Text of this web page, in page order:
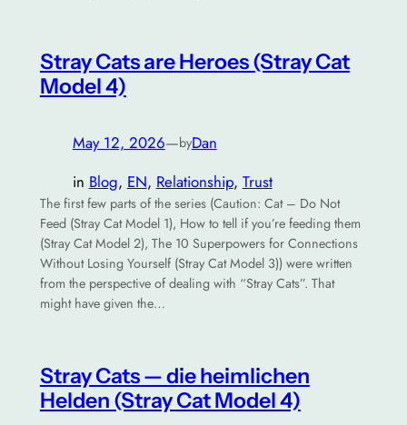
Stray Cats are Heroes (Stray Cat
Model 4)
May 12, 2026—byDan
in Blog, EN, Relationship, Trust
The first few parts of the series (Caution: Cat – Do Not
Feed (Stray Cat Model 1), How to tell if you’re feeding them
(Stray Cat Model 2), The 10 Superpowers for Connections
Without Losing Yourself (Stray Cat Model 3)) were written
from the perspective of dealing with “Stray Cats”. That
might have given the…
Stray Cats — die heimlichen
Helden (Stray Cat Model 4)